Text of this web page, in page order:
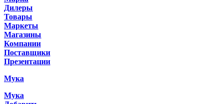
Дилеры
Товары
Маркеты
Магазины
Компании
Поставщики
Презентации
Мука
Мука